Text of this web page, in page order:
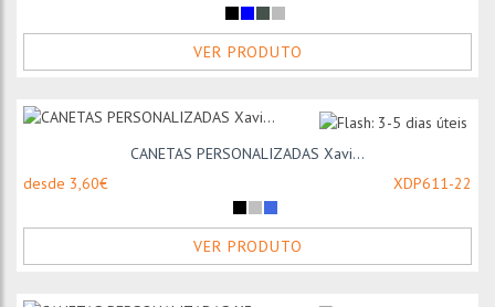
VER PRODUTO
CANETAS PERSONALIZADAS Xavi...
desde 3,60€
XDP611-22
VER PRODUTO